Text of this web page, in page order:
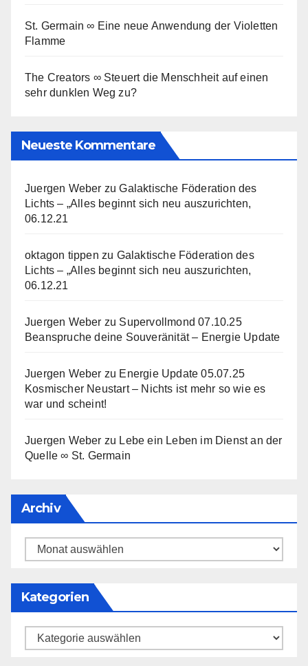
St. Germain ∞ Eine neue Anwendung der Violetten
Flamme
The Creators ∞ Steuert die Menschheit auf einen
sehr dunklen Weg zu?
Neueste Kommentare
Juergen Weber zuGalaktische Föderation des
Lichts – „Alles beginnt sich neu auszurichten,
06.12.21
oktagon tippen zu Galaktische Föderation des
Lichts – „Alles beginnt sich neu auszurichten,
06.12.21
Juergen Weber zu Supervollmond 07.10.25
Beanspruche deine Souveränität – Energie Update
Juergen Weber zu Energie Update 05.07.25
Kosmischer Neustart – Nichts ist mehr so wie es
war und scheint!
Juergen Weber zu Lebe ein Leben im Dienst an der
Quelle ∞ St. Germain
Archiv
Archiv
Kategorien
Kategorien